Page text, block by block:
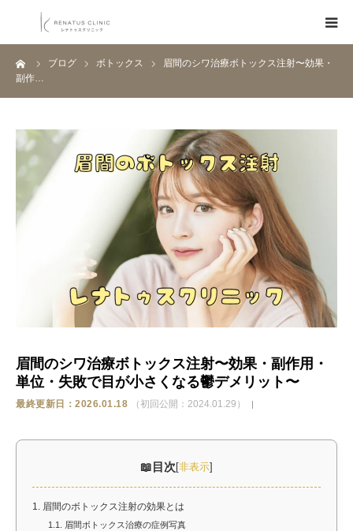
ブログ ボトックス
眉間のシワ治療ボトックス注射〜効果・
副作…
眉間のシワ治療ボトックス注射〜効果・副作用・
単位・失敗で目が小さくなる鬱デメリット〜
最終更新日：2026.01.18 （初回公開：2024.01.29）
目次 [非表示]
1. 眉間のボトックス注射の効果とは
1.1. 眉間ボトックス治療の症例写真
HOME
料金表
ブログ
ストア